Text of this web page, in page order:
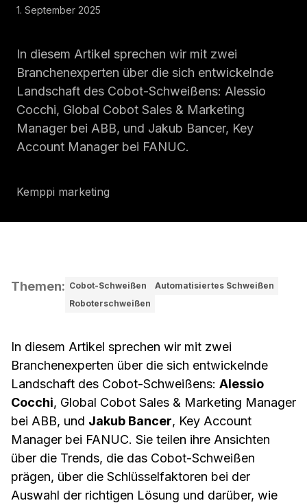
1. September 2025
In diesem Artikel sprechen wir mit zwei
Branchenexperten über die sich entwickelnde
Landschaft des Cobot-Schweißens: Alessio
Cocchi, Global Cobot Sales & Marketing
Manager bei ABB, und Jakub Bancer, Key
Account Manager bei FANUC.
Kemppi marketing
Themen: Cobot-Schweißen
Automatisiertes Schweißen
Roboterschweißen
In diesem Artikel sprechen wir mit zwei
Branchenexperten über die sich entwickelnde
Landschaft des Cobot-Schweißens: Alessio
Cocchi, Global Cobot Sales & Marketing Manager
bei ABB, und Jakub Bancer, Key Account
Manager bei FANUC. Sie teilen ihre Ansichten
über die Trends, die das Cobot-Schweißen
prägen, über die Schlüsselfaktoren bei der
Auswahl der richtigen Lösung und darüber, wie